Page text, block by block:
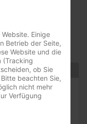
Okt 2020Einige
Betrieb der Seite,
Website und die
(Tracking
ob Sie
beachten Sie,
nicht mehr
Verfügung